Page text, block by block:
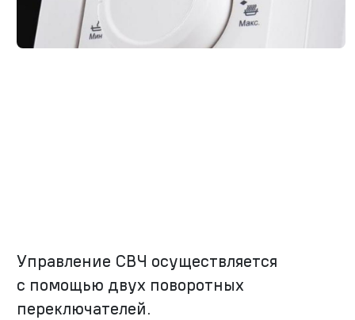
Управление СВЧ осуществляется
с помощью двух поворотных
переключателей.